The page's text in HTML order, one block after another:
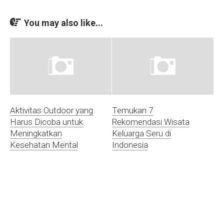
You may also like...
Aktivitas Outdoor yang
Harus Dicoba untuk
Meningkatkan
Kesehatan Mental
Temukan 7
Rekomendasi Wisata
Keluarga Seru di
Indonesia